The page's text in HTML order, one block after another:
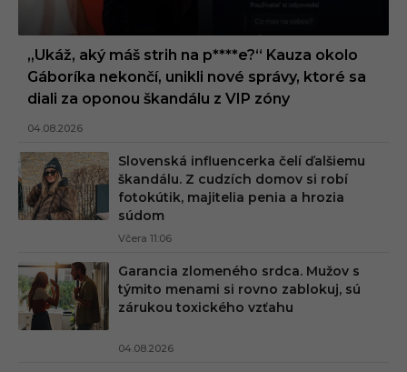
„Ukáž, aký máš strih na p****e?“ Kauza okolo
Gáboríka nekončí, unikli nové správy, ktoré sa
diali za oponou škandálu z VIP zóny
04.08.2026
Slovenská influencerka čelí ďalšiemu
škandálu. Z cudzích domov si robí
fotokútik, majitelia penia a hrozia
súdom
Včera 11:06
Garancia zlomeného srdca. Mužov s
týmito menami si rovno zablokuj, sú
zárukou toxického vzťahu
04.08.2026